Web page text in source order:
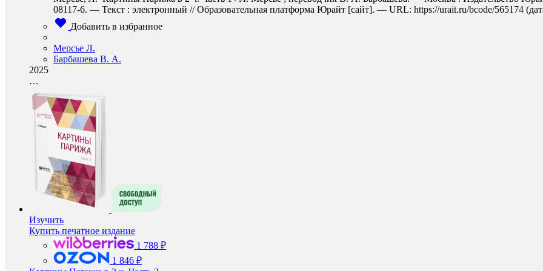
08117-6. — Текст : электронный // Образовательная платформа Юрайт [сайт]. — URL: https://urait.ru/bcode/565174
Добавить в избранное
Мерсье Л.
Барбашева В. А.
2025
…
Изучить
Купить печатное издание
1 788 ₽
1 846 ₽